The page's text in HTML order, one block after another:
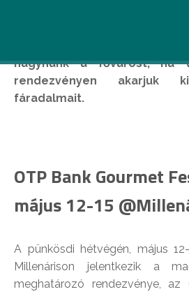
hagynunk a fővárost, ha
rendezvényen akarjuk
fáradalmait.
OTP Bank Gourmet
május 12-15
A pünkösdi hétvégén, május
Millenárison jelentkezik a
meghatározó rendezvénye,